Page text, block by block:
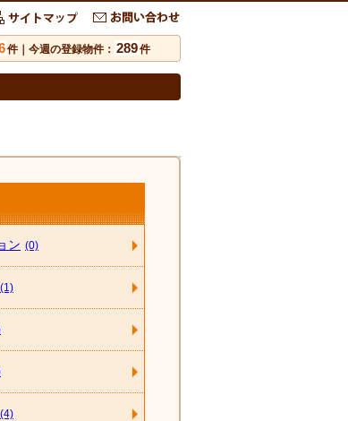
件｜今週の登録物件： 289件
ン (0)
(1)
(4)